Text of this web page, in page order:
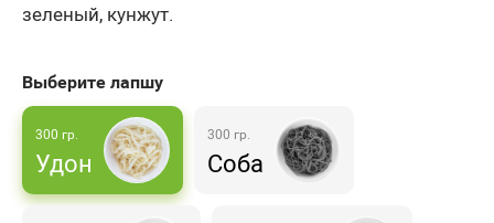
зеленый, кунжут.
Выберителапшу
300 гр.
Удон
300 гр.
Соба